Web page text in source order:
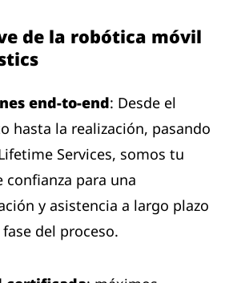
de la robótica móvil
end-to-end: Desde el
hasta la realización, pasando
Services, somos tu
confianza para una
y asistencia a largo plazo
del proceso.